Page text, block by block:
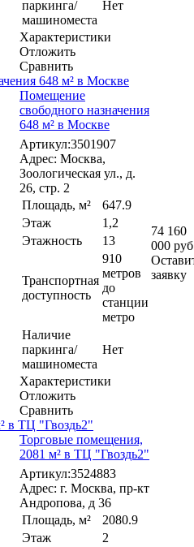
паркинга/
машиноместа
Нет
Характеристики
Отложить
Сравнить
648 м² в Москве
Помещение
свободного назначения
648 м² в Москве
Артикул:3501907
Адрес: Москва,
Зоологическая ул., д.
26, стр. 2
Площадь, м²
647.9
Этаж
1,2
Этажность
13
Транспортная
доступность
910
метров
до
станции
метро
Наличие
паркинга/
машиноместа
Нет
Характеристики
Отложить
Сравнить
74 160
000
заявку
в ТЦ "Гвоздь2"
Торговые помещения,
2081 м² в ТЦ "Гвоздь2"
Артикул:3524883
Адрес: г. Москва, пр-кт
Андропова, д 36
Площадь, м²
2080.9
Этаж
2